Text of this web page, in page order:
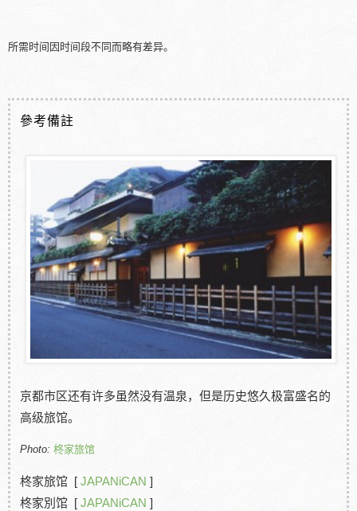
所需时间因时间段不同而略有差异。
參考備註
京都市区还有许多虽然没有温泉，但是历史悠久极富盛名的
高级旅馆。
Photo: 柊家旅馆
柊家旅馆 [ JAPANiCAN ]
柊家別馆 [ JAPANiCAN ]